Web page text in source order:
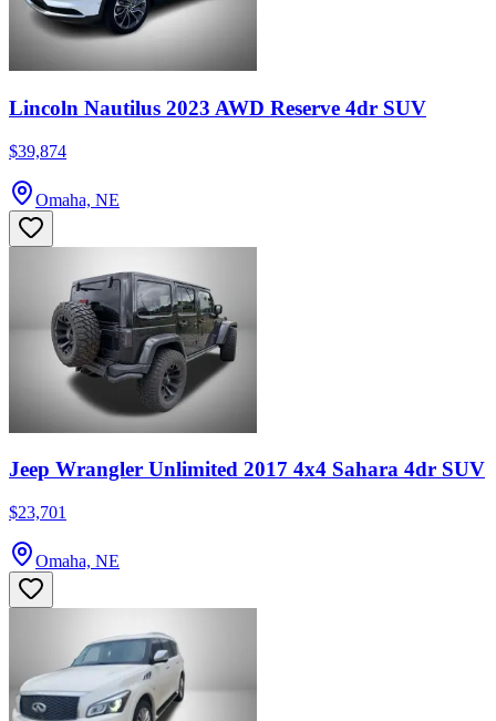
Lincoln Nautilus 2023 AWD Reserve 4dr SUV
$39,874
Omaha, NE
Jeep Wrangler Unlimited 2017 4x4 Sahara 4dr SUV
$23,701
Omaha, NE